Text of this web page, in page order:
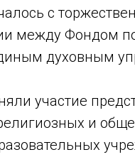
с
между Фондом
духовным
участие
и